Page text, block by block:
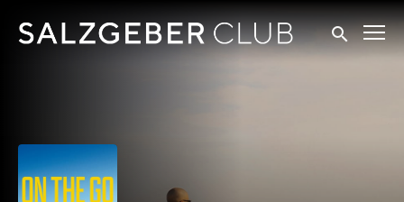
Zugänglichkeitslinks
Suche